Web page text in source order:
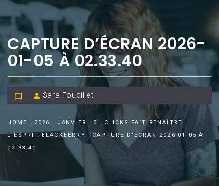
CAPTURE D’ÉCRAN 2026-
01-05 À 02.33.40
Sara Foudillet
HOME 2026 JANVIER 5
CLICKS FAIT RENAÎTRE
L’ESPRIT BLACKBERRY
CAPTURE D’ÉCRAN 2026-01-05 À
02.33.40